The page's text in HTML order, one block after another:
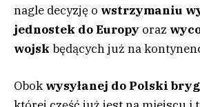
nagle decyzję o wstrzymaniu
jednostek do Europy oraz
wojsk będących już na
Obok wysyłanej do Polski